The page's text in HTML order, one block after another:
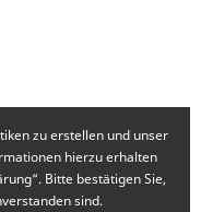
zu erstellen und unser
hierzu erhalten
Bitte bestätigen Sie,
sind.